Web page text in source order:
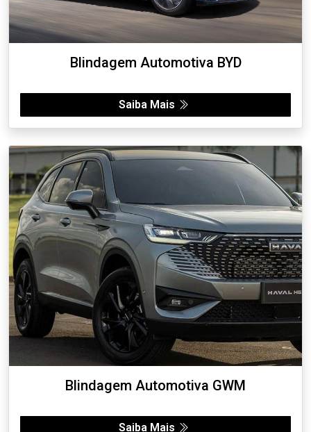
Blindagem Automotiva BYD
Saiba Mais
Blindagem Automotiva GWM
Saiba Mais